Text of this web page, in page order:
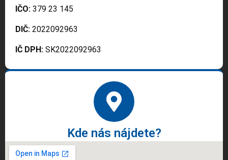
IČO: 379 23 145
DIČ: 2022092963
IČ DPH: SK2022092963
Kde nás nájdete?